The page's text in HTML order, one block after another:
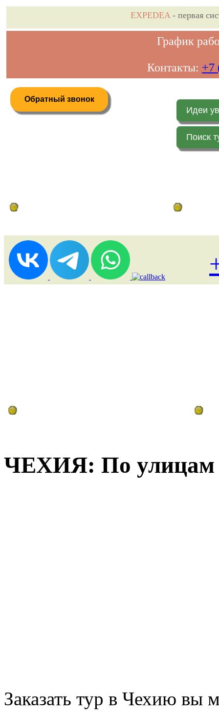
EXPEDEA- первая
График
Контакты: +7
Обратный звонок
Идеи
Поиск
Дистанционное бронирование туров
ЧЕХИЯ: По улицам
Заказать тур в Чехию вы